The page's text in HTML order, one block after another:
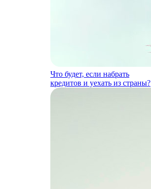
Что будет, если набрать
кредитов и уехать из страны?